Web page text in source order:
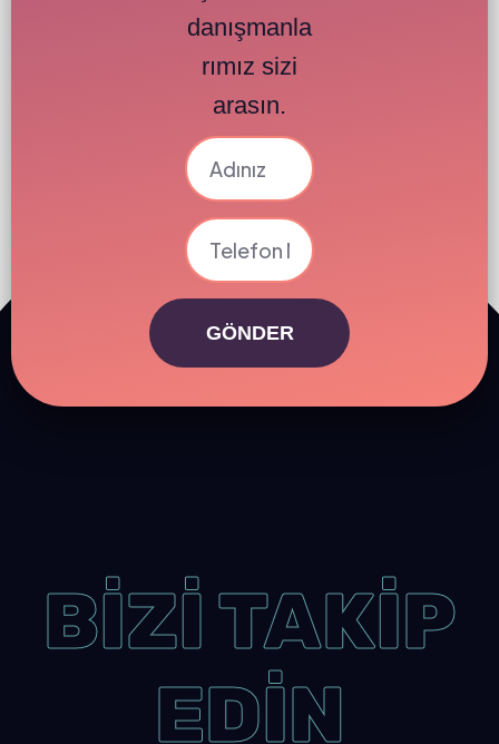
danışmanla
rımız sizi
arasın.
GÖNDER
BİZİ TAKİP
EDİN